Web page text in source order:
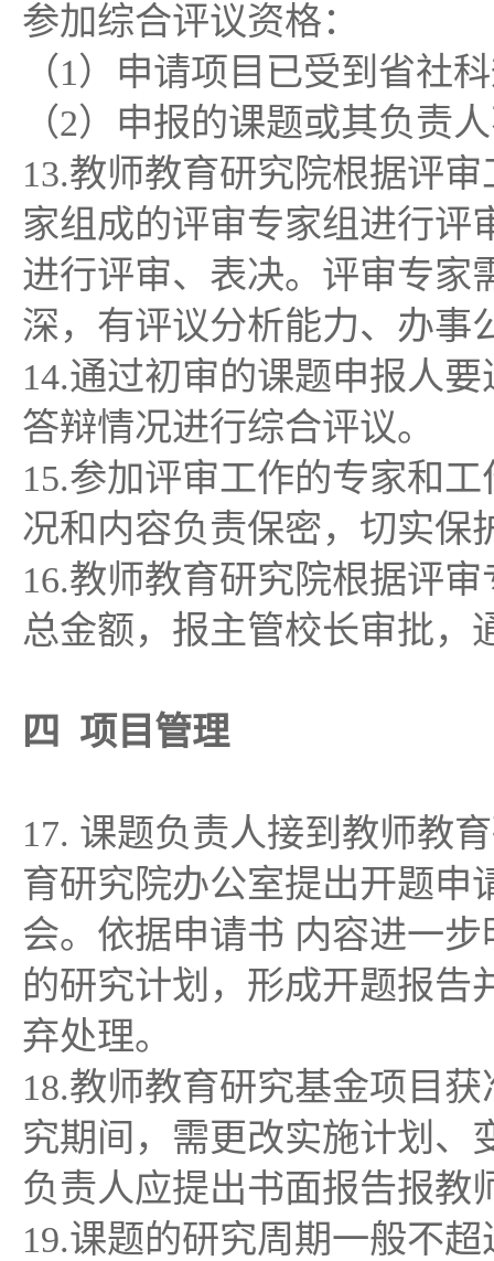
参加综合评议资格：
（1）申请项目已受到省社
（2）申报的课题或其负责
13.教师教育研究院根据评
家组成的评审专家组进行评
进行评审、表决。评审专家
深，有评议分析能力、办事
14.通过初审的课题申报人
答辩情况进行综合评议。
15.参加评审工作的专家和
况和内容负责保密，切实保
16.教师教育研究院根据评
总金额，报主管校长审批，
四 项目管理
17. 课题负责人接到教师教
育研究院办公室提出开题申
会。依据申请书 内容进一
的研究计划，形成开题报告
弃处理。
18.教师教育研究基金项目
究期间，需更改实施计划、
负责人应提出书面报告报教
19.课题的研究周期一般不